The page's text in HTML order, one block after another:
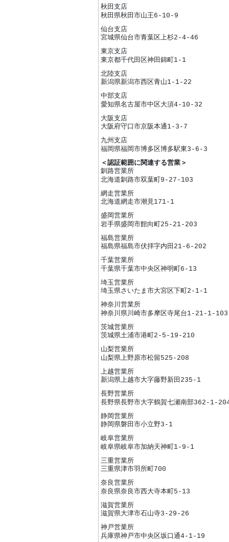
秋田支店
秋田県秋田市山王6-10-9
仙台支店
宮城県仙台市青葉区上杉2-4-46
東京支店
東京都千代田区神田錦町1-1
北陸支店
新潟県新潟市西区青山1-1-22
中部支店
愛知県名古屋市中区大須4-10-32
大阪支店
大阪府守口市京阪本通1-3-7
九州支店
福岡県福岡市博多区博多駅東3-6-3
＜認証範囲に関連する営業＞
釧路営業所
北海道釧路市双葉町9-27-103
網走営業所
北海道網走市潮見171-1
盛岡営業所
岩手県盛岡市館向町25-21-203
福島営業所
福島県福島市伏拝字内田21-6-202
千葉営業所
千葉県千葉市中央区神明町6-13
埼玉営業所
埼玉県さいたま市大宮区下町2-1-1
神奈川営業所
神奈川県川崎市多摩区寺尾台1-21-1-103
茨城営業所
茨城県土浦市港町2-5-19-210
山梨営業所
山梨県上野原市松留525-208
上越営業所
新潟県上越市大字藤野新田235-1
長野営業所
長野県長野市大字鶴賀七瀬南部362-1-
静岡営業所
静岡県磐田市小立野3-1
岐阜営業所
岐阜県岐阜市加納天神町1-9-1
三重営業所
三重県津市羽所町700
奈良営業所
奈良県奈良市西大寺本町5-13
滋賀営業所
滋賀県大津市石山寺3-29-26
神戸営業所
兵庫県神戸市中央区坂口通4-1-19